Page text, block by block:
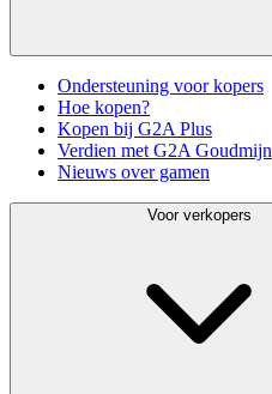
Ondersteuning voor kopers
Hoe kopen?
Kopen bij G2A Plus
Verdien met G2A Goudmijn
Nieuws over gamen
Voor verkopers